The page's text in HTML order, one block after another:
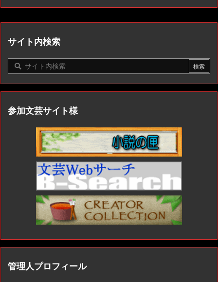
サイト内検索
参加文芸サイト様
管理人プロフィール